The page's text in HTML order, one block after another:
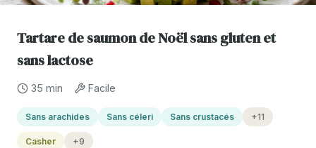
Tartare de saumon de Noël sans gluten et
sans lactose
35 min Facile
Sans arachides Sans céleri Sans crustacés +11
Casher +9